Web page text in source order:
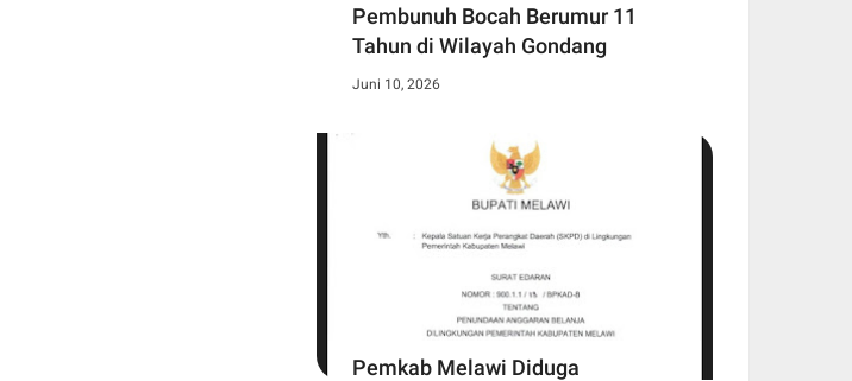
Pembunuh Bocah Berumur 11
Tahun di Wilayah Gondang
Juni 10, 2026
Pemkab Melawi Diduga